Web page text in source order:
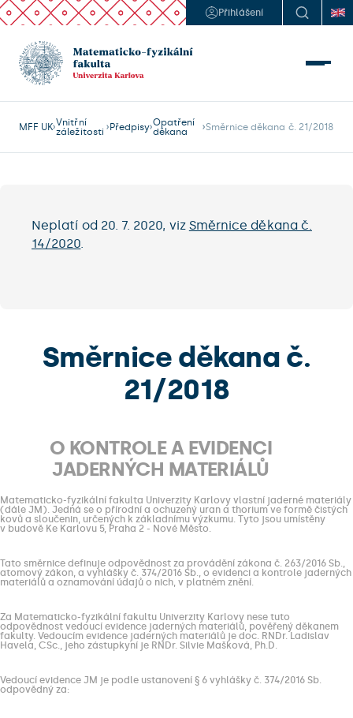
Přihlášení
MFF UK Vnitřní
záležitosti
Předpisy Opatření
děkana
Směrnice děkana č. 21/2018
Neplatí od 20. 7. 2020, viz Směrnice děkana č.
14/2020.
Směrnice děkana č.
21/2018
O KONTROLE A EVIDENCI
JADERNÝCH MATERIÁLŮ
Matematicko-fyzikální fakulta Univerzity Karlovy vlastní jaderné materiály
(dále JM). Jedná se o přírodní a ochuzený uran a thorium ve formě čistých
kovů a sloučenin, určených k základnímu výzkumu. Tyto jsou umístěny
v budově Ke Karlovu 5, Praha 2 - Nové Město.
Tato směrnice definuje odpovědnost za provádění zákona č. 263/2016 Sb.,
atomový zákon, a vyhlášky č. 374/2016 Sb., o evidenci a kontrole jaderných
materiálů a oznamování údajů o nich, v platném znění.
Za Matematicko-fyzikální fakultu Univerzity Karlovy nese tuto
odpovědnost vedoucí evidence jaderných materiálů, pověřený děkanem
fakulty. Vedoucím evidence jaderných materiálů je doc. RNDr. Ladislav
Havela, CSc., jeho zástupkyní je RNDr. Silvie Mašková, Ph.D.
Vedoucí evidence JM je podle ustanovení § 6 vyhlášky č. 374/2016 Sb.
odpovědný za: